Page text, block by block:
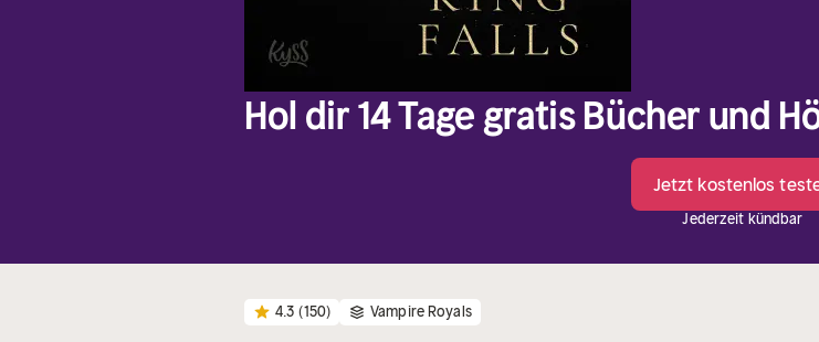
Hol dir 14 Tage gratis Bücher und
Jetzt kostenlos
Jederzeit kündbar
4.3 (150) Vampire Royals